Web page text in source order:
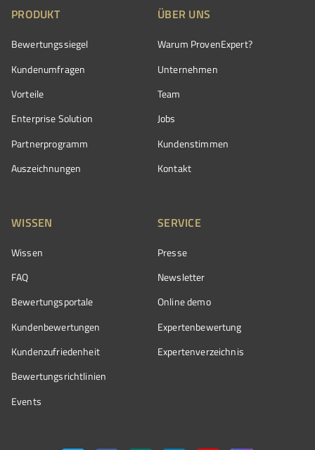
PRODUKT
Bewertungssiegel
Kundenumfragen
Vorteile
Enterprise Solution
Partnerprogramm
Auszeichnungen
ÜBER UNS
Warum ProvenExpert?
Unternehmen
Team
Jobs
Kundenstimmen
Kontakt
WISSEN
Wissen
FAQ
Bewertungsportale
Kundenbewertungen
Kundenzufriedenheit
Bewertungs­richtlinien
Events
SERVICE
Presse
Newsletter
Online demo
Expertenbewertung
Expertenverzeichnis